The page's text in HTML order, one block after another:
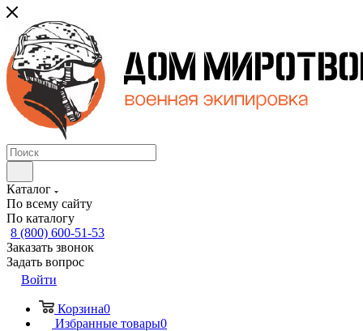
Каталог
По всему сайту
По каталогу
8 (800) 600-51-53
Заказать звонок
Задать вопрос
Войти
Корзина0
Избранные товары0